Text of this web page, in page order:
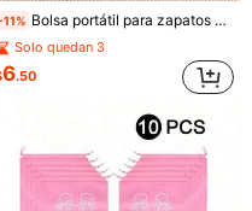
Bolsa portátil para zapatos de golf de tela Oxford ligera y a prueba de polvo, adecuada para tenis, fútbol y otros deportes
Solo quedan 3
6.50